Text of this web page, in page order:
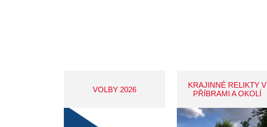
VOLBY 2026
KRAJINNÉ RELIKTY V
PŘÍBRAMI A OKOLÍ